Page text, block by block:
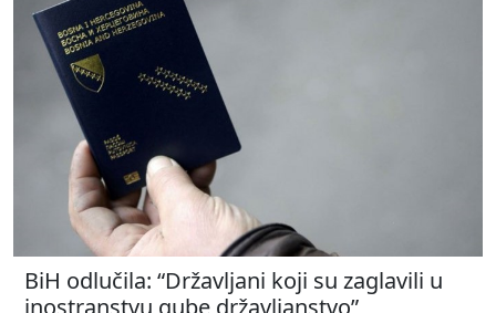
BiH odlučila: “Državljani koji su zaglavili u